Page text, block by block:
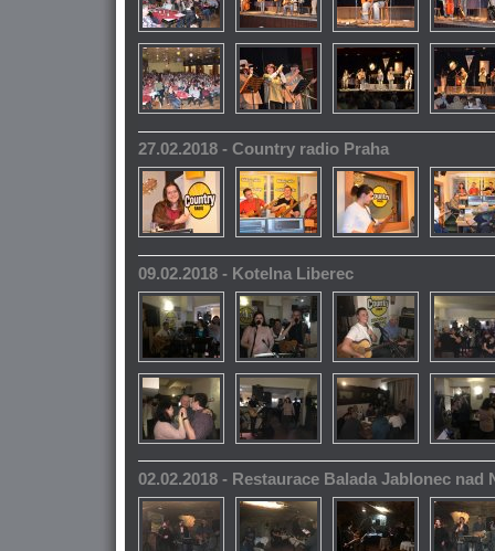
27.02.2018 - Country radio Praha
09.02.2018 - Kotelna Liberec
02.02.2018 - Restaurace Balada Jablonec nad